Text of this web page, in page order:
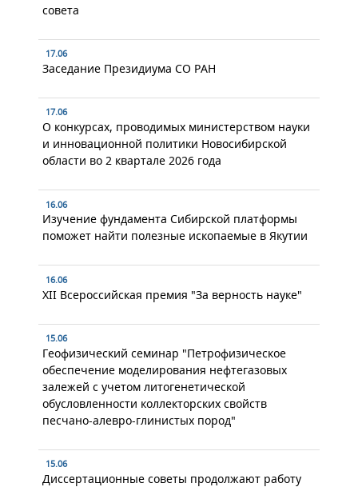
совета
17.06
Заседание Президиума СО РАН
17.06
О конкурсах, проводимых министерством науки
и инновационной политики Новосибирской
области во 2 квартале 2026 года
16.06
Изучение фундамента Сибирской платформы
поможет найти полезные ископаемые в Якутии
16.06
XII Всероссийская премия "За верность науке"
15.06
Геофизический семинар "Петрофизическое
обеспечение моделирования нефтегазовых
залежей с учетом литогенетической
обусловленности коллекторских свойств
песчано-алевро-глинистых пород"
15.06
Диссертационные советы продолжают работу